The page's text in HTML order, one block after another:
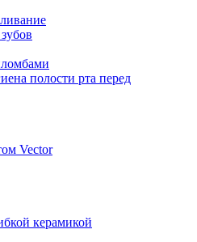
полости рта перед
Vector
керамикой